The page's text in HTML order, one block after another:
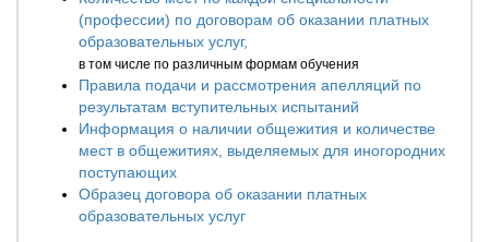
(профессии) по договорам об оказании платных
образовательных услуг,
в том числе по различным формам обучения
Правила подачи и рассмотрения апелляций по
результатам вступительных испытаний
Информация о наличии общежития и количестве
мест в общежитиях, выделяемых для иногородних
поступающих
Образец договора об оказании платных
образовательных услуг